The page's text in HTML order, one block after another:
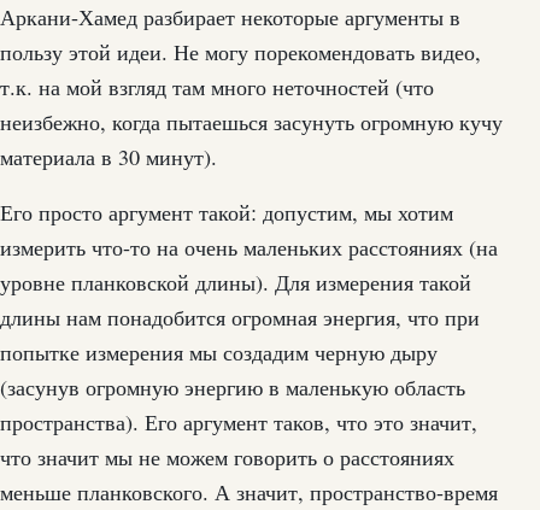
Аркани-Хамед разбирает некоторые аргументы в
пользу этой идеи. Не могу порекомендовать видео,
т.к. на мой взгляд там много неточностей (что
неизбежно, когда пытаешься засунуть огромную кучу
материала в 30 минут).
Его просто аргумент такой: допустим, мы хотим
измерить что-то на очень маленьких расстояниях (на
уровне планковской длины). Для измерения такой
длины нам понадобится огромная энергия, что при
попытке измерения мы создадим черную дыру
(засунув огромную энергию в маленькую область
пространства). Его аргумент таков, что это значит,
что значит мы не можем говорить о расстояниях
меньше планковского. А значит, пространство-время